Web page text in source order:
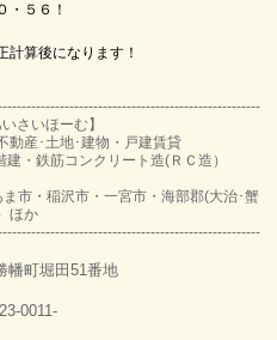
５６！
計算後になります！
さいほーむ】
動産･土地･建物・戸建賃貸
・鉄筋コンクリート造(ＲＣ造）
市・稲沢市・一宮市・海部郡(大治･蟹
ほか
幡町堀田51番地
0011-